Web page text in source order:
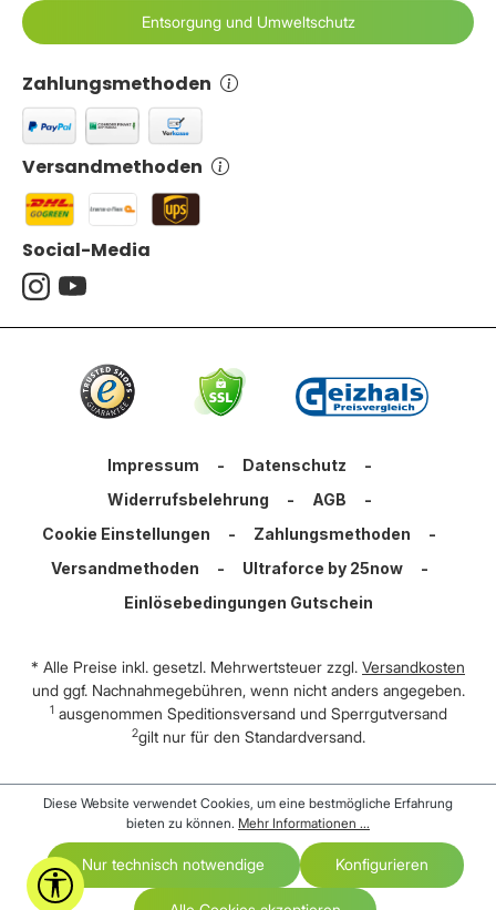
Zahlungsmethoden
Versandmethoden
Entsorgung und Umweltschutz
Social-Media
Impressum - Datenschutz
-
Widerrufsbelehrung
- AGB
-
Cookie Einstellungen
- Zahlungsmethoden
-
Versandmethoden
- Ultraforce by 25now
-
Einlösebedingungen Gutschein
* Alle Preise inkl. gesetzl. Mehrwertsteuer zzgl. Versandkosten
und ggf. Nachnahmegebühren, wenn nicht anders angegeben.
1 ausgenommen Speditionsversand und Sperrgutversand
2gilt nur für den Standardversand.
Werkzeugleiste anzeigen
Diese Website verwendet Cookies, um eine bestmögliche Erfahrung
bieten zu können. Mehr Informationen ...
Nur technisch notwendige Konfigurieren